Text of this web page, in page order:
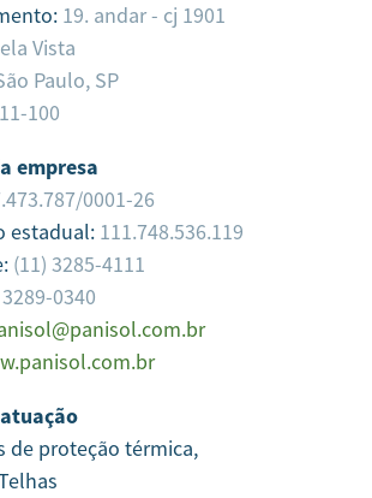
19. andar - cj 1901
Vista
Paulo, SP
100
empresa
0001-26
estadual: 111.748.536.119
(11) 3285-4111
0340
de proteção térmica,